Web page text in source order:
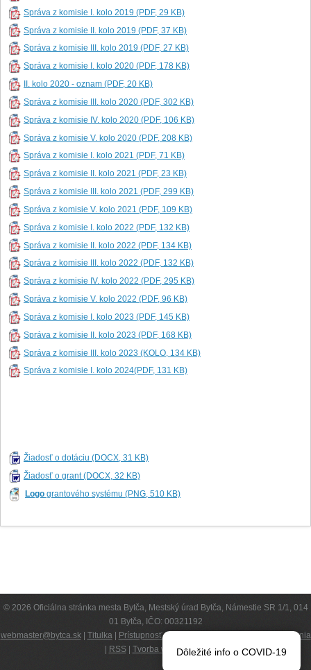
Správa z komisie I. kolo 2019 (PDF, 29 KB)
Správa z komisie II. kolo 2019 (PDF, 37 KB)
Správa z komisie III. kolo 2019 (PDF, 27 KB)
Správa z komisie I. kolo 2020 (PDF, 178 KB)
II. kolo 2020 - oznam (PDF, 20 KB)
Správa z komisie III. kolo 2020 (PDF, 302 KB)
Správa z komisie IV. kolo 2020 (PDF, 106 KB)
Správa z komisie V. kolo 2020 (PDF, 208 KB)
Správa z komisie I. kolo 2021 (PDF, 71 KB)
Správa z komisie II. kolo 2021 (PDF, 23 KB)
Správa z komisie III. kolo 2021 (PDF, 299 KB)
Správa z komisie V. kolo 2021 (PDF, 109 KB)
Správa z komisie I. kolo 2022 (PDF, 132 KB)
Správa z komisie II. kolo 2022 (PDF, 134 KB)
Správa z komisie III. kolo 2022 (PDF, 132 KB)
Správa z komisie IV. kolo 2022 (PDF, 295 KB)
Správa z komisie V. kolo 2022 (PDF, 96 KB)
Správa z komisie I. kolo 2023 (PDF, 145 KB)
Správa z komisie II. kolo 2023 (PDF, 168 KB)
Správa z komisie III. kolo 2023 (KOLO, 134 KB)
Správa z komisie I. kolo 2024(PDF, 131 KB)
Žiadosť o dotáciu (DOCX, 31 KB)
Žiadosť o grant (DOCX, 32 KB)
Logo grantového systému (PNG, 510 KB)
© 2026 Oficiálna stránka mesta Bytča, Mestský úrad Bytča, Námestie SR 1/1, 014
01 Bytča, IČO: 00321192
webmaster@bytca.sk| Titulka| Prístupnosť|
Podmienky používania
RSS| Tvorba web stránokDôležité info o COVID-19